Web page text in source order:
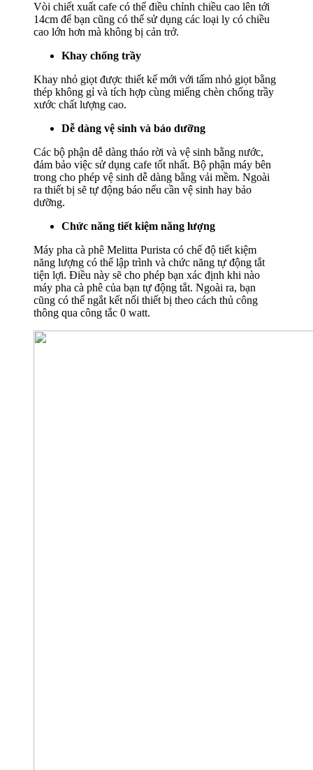
Vòi chiết xuất cafe có thể điều chỉnh chiều cao lên tới
14cm để bạn cũng có thể sử dụng các loại ly có chiều
cao lớn hơn mà không bị cản trở.
Khay chống trầy
Khay nhỏ giọt được thiết kế mới với tấm nhỏ giọt bằng
thép không gỉ và tích hợp cùng miếng chèn chống trầy
xước chất lượng cao.
Dễ dàng vệ sinh và bảo dưỡng
Các bộ phận dễ dàng tháo rời và vệ sinh bằng nước,
đảm bảo việc sử dụng cafe tốt nhất. Bộ phận máy bên
trong cho phép vệ sinh dễ dàng bằng vải mềm. Ngoài
ra thiết bị sẽ tự động báo nếu cần vệ sinh hay bảo
dưỡng.
Chức năng tiết kiệm năng lượng
Máy pha cà phê Melitta Purista có chế độ tiết kiệm
năng lượng có thể lập trình và chức năng tự động tắt
tiện lợi. Điều này sẽ cho phép bạn xác định khi nào
máy pha cà phê của bạn tự động tắt. Ngoài ra, bạn
cũng có thể ngắt kết nối thiết bị theo cách thủ công
thông qua công tắc 0 watt.